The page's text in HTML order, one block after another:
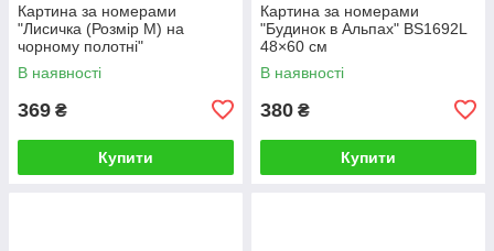
Картина за номерами
"Лисичка (Розмір М) на
чорному полотні"
RCB00126М 30
В наявності
369 ₴
Купити
Картина за номерами
"Будинок в Альпах" BS1692L
48×60 см
В наявності
380 ₴
Купити